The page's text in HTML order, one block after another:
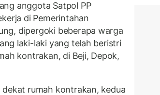
anggota Satpol PP
di Pemerintahan
dipergoki beberapa warga
laki-laki yang telah beristri
kontrakan, di Beji, Depok,
rumah kontrakan, kedua